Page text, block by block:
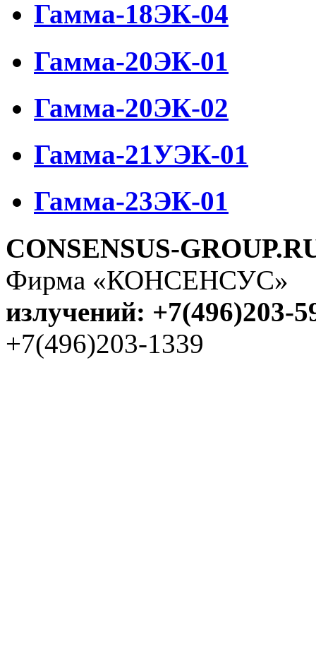
Гамма-18ЭК-04
Гамма-20ЭК-01
Гамма-20ЭК-02
Гамма-21УЭК-01
Гамма-23ЭК-01
CONSENSUS-
Фирма
излучений: +7(496)203-
+7(496)203-1339